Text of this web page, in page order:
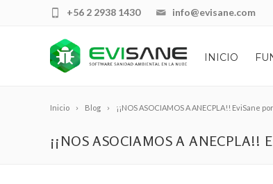
info@evisane.com
+56 2 2938 1430
INICIO
Inicio Blog ¡¡NOS ASOCIAMOS A ANECPLA!! EviSane
¡¡NOS ASOCIAMOS A ANECPLA!!